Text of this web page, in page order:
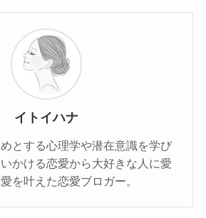
イトイハナ
とする心理学や潜在意識を学び
かける恋愛から大好きな人に愛
を叶えた恋愛ブロガー。